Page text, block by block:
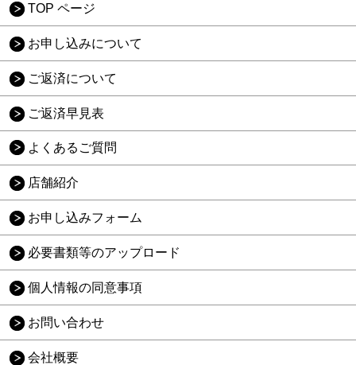
TOP ページ
お申し込みについて
ご返済について
ご返済早見表
よくあるご質問
店舗紹介
お申し込みフォーム
必要書類等のアップロード
個人情報の同意事項
お問い合わせ
会社概要